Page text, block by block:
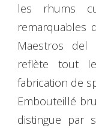
les rhums
remarquables
Maestros del
reflète tout
fabrication de
Embouteillé
distingue par